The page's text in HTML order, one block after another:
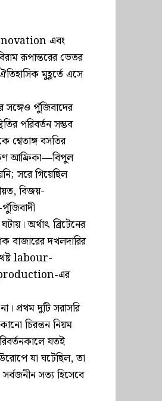
এবং
রূপান্তরের ভেতর
মুহূর্তে এসে
সঙ্গেও পুঁজিবাদের
পরিবর্তন সম্ভব
শ্বেতাঙ্গ বসতির
আফ্রিকা—বিপুল
সরে গিয়েছিল
বিজয়-
অর্থাৎ ব্রিটেনের
বাজারের দখলদারির
labour-
production-এর
প্রথম দুটি সরাসরি
চিরন্তন নিয়ম
যতই
যা ঘটেছিল, তা
সত্য হিসেবে